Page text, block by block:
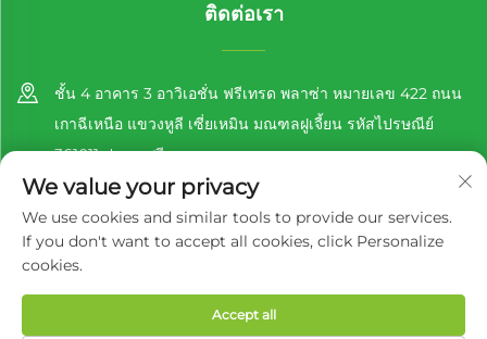
ติดต่อเรา
ชั้น 4 อาคาร 3 อาวิเอชั่น ฟรีเทรด พลาซ่า หมายเลข 422 ถนน
เกาฉีเหนือ แขวงหูลี เซี่ยเหมิน มณฑลฝูเจี้ยน รหัสไปรษณีย์
361011 ประเทศจีน
+86-13860188777
[email protected]
สงวนลิขสิทธิ์ © 2025 โดย Richer EcoPack (Xiamen) Co., Ltd.
We value your privacy
We use cookies and similar tools to provide our services.
If you don't want to accept all cookies, click Personalize
cookies.
Accept all